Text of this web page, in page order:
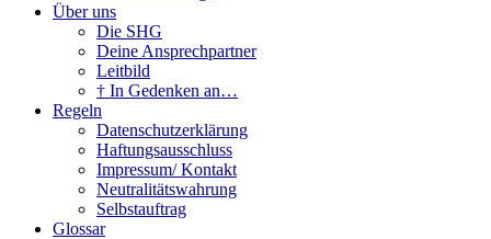
Über uns
Die SHG
Deine Ansprechpartner
Leitbild
† In Gedenken an…
Regeln
Datenschutzerklärung
Haftungsausschluss
Impressum/ Kontakt
Neutralitätswahrung
Selbstauftrag
Glossar